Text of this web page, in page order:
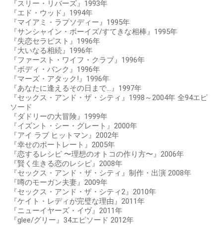
『フットルース』1984年
『家族の絆』1984年
『ハイスクールはダンステリア』1985年
『ナビゲイター』1986年
『ルーム・アップステアーズ/空き部屋あります』1987年
『ミッドナイト・プリズナー』1988年
『熱砂の恋/アヴァンチュール・サマー』1989年
『7人の検事』テレビドラマシリーズ 26エピソード 1990～
1991年
『L.A.ストーリー/恋が降る街』1991年
『ジェシカ/無垢なる願い』1992年
『ハネムーン・イン・ベガス』1992年
『ホーカス ポーカス』1993年
『スリー・リバーズ』1993年
『エド・ウッド』1994年
『マイアミ・ラプソディー』1995年
『サンシャイン・ボーイズ/すてきな相棒』1995年
『失恋セラピスト』1996年
『大いなる相続』1996年
『ファースト・ワイフ・クラブ』1996年
『ボディ・バンク』1996年
『マーズ・アタック!』1996年
『あなたに逢えるその日まで…』1997年
『セックス・アンド・ザ・シティ』1998～2004年 全94エピ